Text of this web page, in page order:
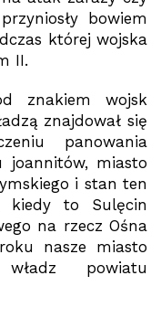
bowiem
której wojska
II.
znakiem wojsk
znajdował się
panowania
joannitów, miasto
i stan ten
kiedy to Sulęcin
na rzecz Ośna
nasze miasto
powiatu